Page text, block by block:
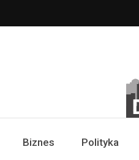
Biznes Polityka